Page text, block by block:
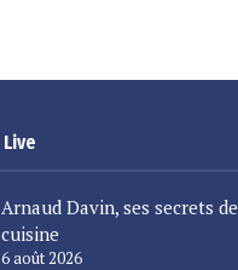
Live
Arnaud Davin, ses secrets de
cuisine
6 août 2026